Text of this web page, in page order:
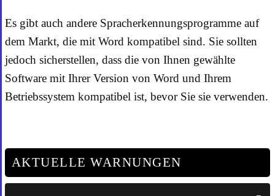
Es gibt auch andere Spracherkennungsprogramme auf
dem Markt, die mit Word kompatibel sind. Sie sollten
jedoch sicherstellen, dass die von Ihnen gewählte
Software mit Ihrer Version von Word und Ihrem
Betriebssystem kompatibel ist, bevor Sie sie verwenden.
AKTUELLE WARNUNGEN